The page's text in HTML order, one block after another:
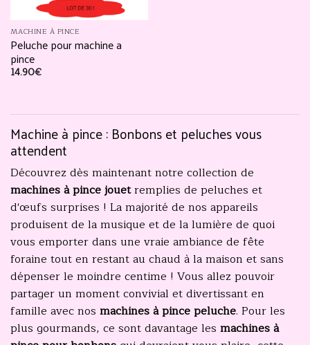
MACHINE À PINCE
Peluche pour machine a
pince
14.90€
Machine à pince : Bonbons et peluches vous
attendent
Découvrez dès maintenant notre collection de
machines à pince jouetremplies de peluches et
d'œufs surprises ! La majorité de nos appareils
produisent de la musique et de la lumière de quoi
vous emporter dans une vraie ambiance de fête
foraine tout en restant au chaud à la maison et sans
dépenser le moindre centime ! Vous allez pouvoir
partager un moment convivial et divertissant en
famille avec nos machines à pince peluche. Pour les
plus gourmands, ce sont davantage les machines à